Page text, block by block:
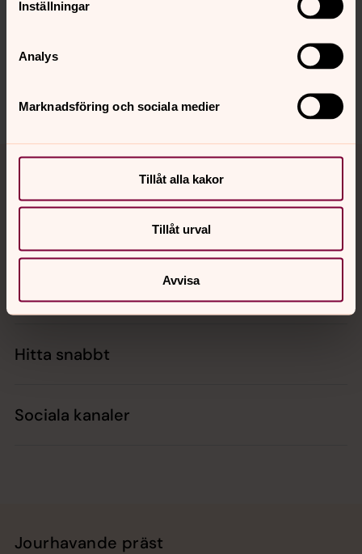
Inställningar
Analys
Marknadsföring och sociala medier
Tillåt alla kakor
Tillåt urval
Avvisa
innehåll?
Hitta snabbt
Sociala kanaler
Jourhavande präst